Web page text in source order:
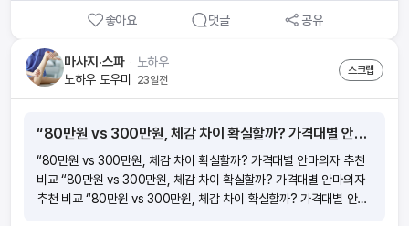
좋아요 댓글 공유
마사지·스파 ᆞ 노하우
노하우 도우미
23일전
스크랩
“80만원 vs 300만원, 체감 차이 확실할까? 가격대별 안마의자 추천 비교
“80만원 vs 300만원, 체감 차이 확실할까? 가격대별 안마의자 추천
비교 “80만원 vs 300만원, 체감 차이 확실할까? 가격대별 안마의자
추천 비교 “80만원 vs 300만원, 체감 차이 확실할까? 가격대별 안마